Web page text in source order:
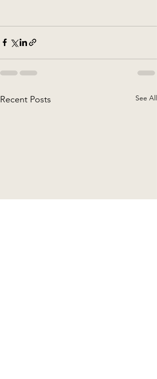
Recent Posts See All